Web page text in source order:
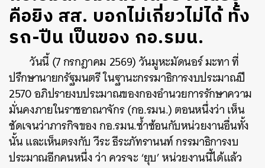
คือยิง สส. บอกไม่เกี่ยวไม่ได้ ทั้ง
รถ-ปืน เป็นของ กอ.รมน.
วันนี้ (7กรกฎาคม 2569)วันมูหะมัดนอร์ มะทา ที่
ปรึกษานายกรัฐมนตรี ในฐานะกรรมาธิการงบประมาณปี
2570อภิปรายงบประมาณของกองอำนวยการรักษาความ
มั่นคงภายในราชอาณาจักร (กอ.รมน.) ตอนหนึ่งว่า เห็น
ชัดเจนว่าภารกิจของ กอ.รมน.ซ้ำซ้อนกับหน่วยงานอื่นทั้ง
นั้น และเห็นตรงกับ วีระ ธีระภัทรานนท์ กรรมาธิการงบ
ประมาณอีกคนหนึ่ง ว่า ควรจะ ‘ยุบ’หน่วยงานนี้ได้แล้ว